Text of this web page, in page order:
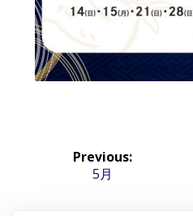
Previous:
Previous
5月